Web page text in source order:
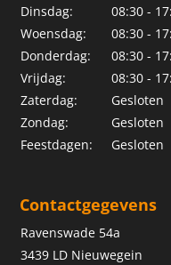
Dinsdag:
08:30 -
Woensdag:
08:30 -
Donderdag:
08:30 -
Vrijdag:
08:30 -
Zaterdag:
Gesloten
Zondag:
Gesloten
Feestdagen:
Gesloten
Contactgegevens
Ravenswade 54a
3439 LD Nieuwegein